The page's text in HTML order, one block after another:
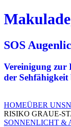
SOS
Vereinigung
der
HOMEÜBER UNS
RISIKO GRAUE-
SONNENLICHT &